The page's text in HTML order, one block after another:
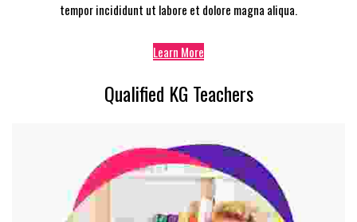
tempor incididunt ut labore et dolore magna aliqua.
Learn More
Qualified KG Teachers